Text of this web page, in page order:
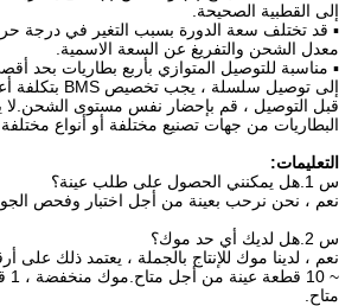
إلى القطبية الصحيحة.
▪ قد تختلف سعة الدورة بسبب التغير في درجة
معدل الشحن والتفريغ عن السعة الاسمية.
▪ مناسبة للتوصيل المتوازي بأربع بطاريات بحد
إلى توصيل سلسلة ، يجب تخصيص BMS بتكلفة أعلى).
قبل التوصيل ، قم بإحضار نفس مستوى الشحن.لا
البطاريات من جهات تصنيع مختلفة أو أنواع مختلفة
التعليمات:
س 1.هل يمكنني الحصول على طلب عينة؟
نعم ، نحن نرحب بعينة من أجل اختبار وفحص
س 2.هل لديك أي حد موك؟
~
متاح.